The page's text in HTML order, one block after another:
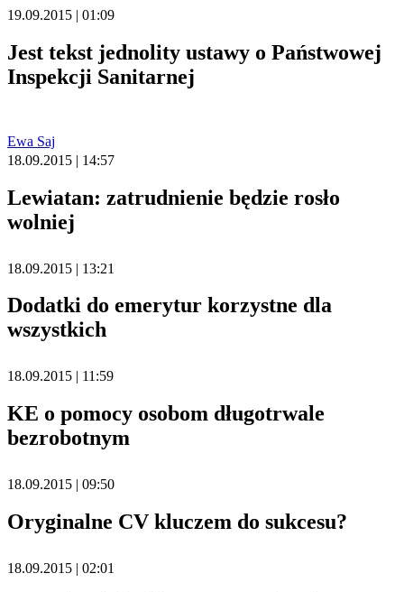
19.09.2015 | 01:09
Jest tekst jednolity ustawy o Państwowej
Inspekcji Sanitarnej
Ewa Saj
18.09.2015 | 14:57
Lewiatan: zatrudnienie będzie rosło
wolniej
18.09.2015 | 13:21
Dodatki do emerytur korzystne dla
wszystkich
18.09.2015 | 11:59
KE o pomocy osobom długotrwale
bezrobotnym
18.09.2015 | 09:50
Oryginalne CV kluczem do sukcesu?
18.09.2015 | 02:01